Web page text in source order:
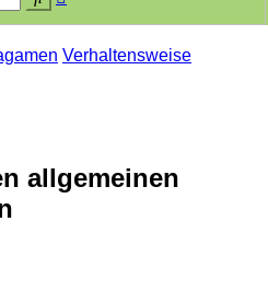
Verhaltensweise
allgemeinen